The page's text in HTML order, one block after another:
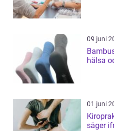
09 juni
hälsa
01 juni
Kiropraktor
säger